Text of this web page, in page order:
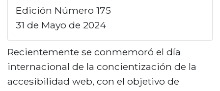
N
u
m
e
r
o
Edición Número 175
31 de Mayo de 2024
Recientemente se conmemoró el día
internacional de la concientización de la
accesibilidad web, con el objetivo de